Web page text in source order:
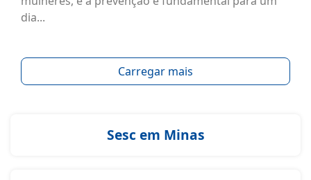
dia...
Carregar mais
Sesc em Minas